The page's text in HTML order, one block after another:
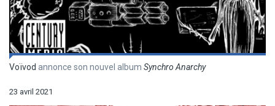
Voïvod annonce son nouvel album Synchro Anarchy
23 avril 2021